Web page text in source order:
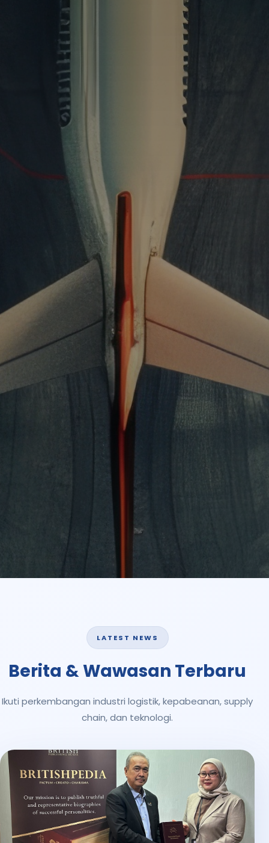
LATEST NEWS
Berita & Wawasan Terbaru
Ikuti perkembangan industri logistik, kepabeanan, supply
chain, dan teknologi.